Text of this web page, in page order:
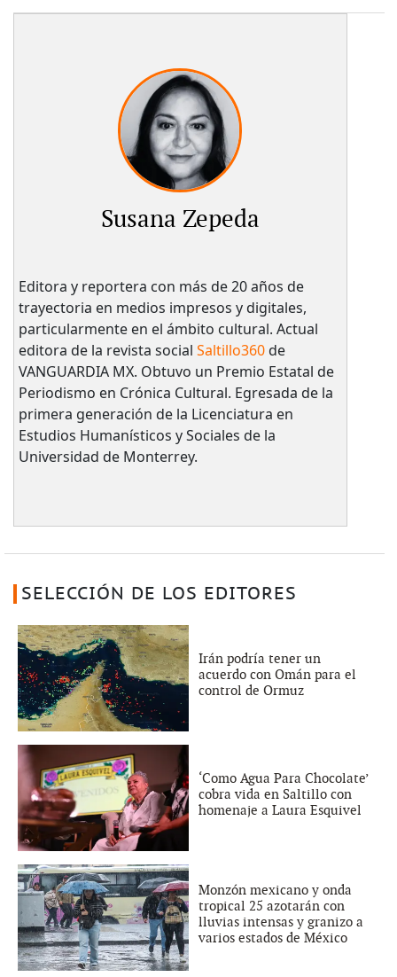
Susana Zepeda
Editora y reportera con más de 20 años de
trayectoria en medios impresos y digitales,
particularmente en el ámbito cultural. Actual
editora de la revista social Saltillo360de
VANGUARDIA MX. Obtuvo un Premio Estatal de
Periodismo en Crónica Cultural. Egresada de la
primera generación de la Licenciatura en
Estudios Humanísticos y Sociales de la
Universidad de Monterrey.
SELECCIÓN DE LOS EDITORES
Irán podría tener un
acuerdo con Omán para el
control de Ormuz
‘Como Agua Para Chocolate’
cobra vida en Saltillo con
homenaje a Laura Esquivel
Monzón mexicano y onda
tropical 25 azotarán con
lluvias intensas y granizo a
varios estados de México